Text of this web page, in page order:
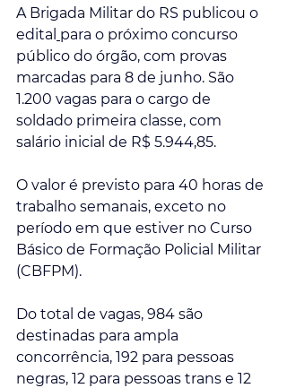
A Brigada Militar do RS publicou o
edital para o próximo concurso
público do órgão, com provas
marcadas para 8 de junho. São
1.200 vagas para o cargo de
soldado primeira classe, com
salário inicial de R$ 5.944,85.
O valor é previsto para 40 horas de
trabalho semanais, exceto no
período em que estiver no Curso
Básico de Formação Policial Militar
(CBFPM).
Do total de vagas, 984 são
destinadas para ampla
concorrência, 192 para pessoas
negras, 12 para pessoas trans e 12